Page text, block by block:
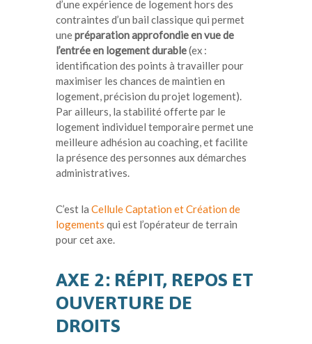
d’une expérience de logement hors des
contraintes d’un bail classique qui permet
unepréparation approfondie en vue de
l’entrée en logement durable(ex :
identification des points à travailler pour
maximiser les chances de maintien en
logement, précision du projet logement).
Par ailleurs, la stabilité offerte par le
logement individuel temporaire permet une
meilleure adhésion au coaching, et facilite
la présence des personnes aux démarches
administratives.
C’est la Cellule Captation et Création de
logements qui est l’opérateur de terrain
pour cet axe.
AXE 2 : RÉPIT, REPOS ET
OUVERTURE DE
DROITS